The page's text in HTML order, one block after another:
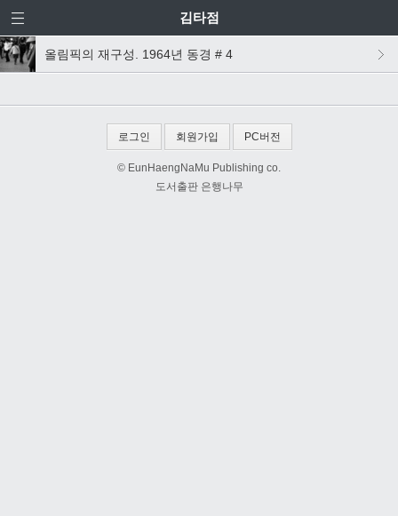
김타점
올림픽의 재구성. 1964년 동경 # 4
로그인 회원가입 PC버전
© EunHaengNaMu Publishing co.
도서출판 은행나무